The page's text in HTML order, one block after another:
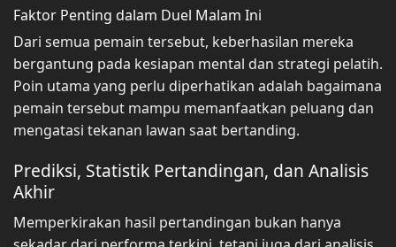
Faktor Penting dalam Duel Malam Ini
Dari semua pemain tersebut, keberhasilan mereka
bergantung pada kesiapan mental dan strategi pelatih.
Poin utama yang perlu diperhatikan adalah bagaimana
pemain tersebut mampu memanfaatkan peluang dan
mengatasi tekanan lawan saat bertanding.
Prediksi, Statistik Pertandingan, dan Analisis
Akhir
Memperkirakan hasil pertandingan bukan hanya